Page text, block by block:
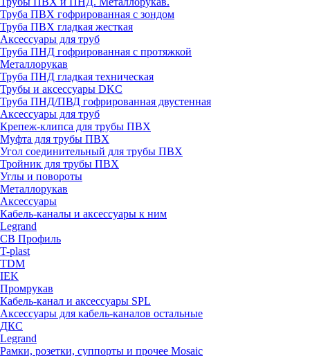
Труба ПВХ гофрированная с зондом
Труба ПВХ гладкая жесткая
Аксессуары для труб
Труба ПНД гофрированная с протяжкой
Металлорукав
Труба ПНД гладкая техническая
Трубы и аксессуары DKC
Труба ПНД/ПВД гофрированная двустенная
Аксессуары для труб
Крепеж-клипса для трубы ПВХ
Муфта для трубы ПВХ
Угол соединительный для трубы ПВХ
Тройник для трубы ПВХ
Углы и повороты
Металлорукав
Аксессуары
Кабель-каналы и аксессуары к ним
Legrand
СВ Профиль
T-plast
TDM
IEK
Промрукав
Кабель-канал и аксессуары SPL
Аксессуары для кабель-каналов остальные
ДКС
Legrand
Рамки, розетки, суппорты и прочее Mosaic